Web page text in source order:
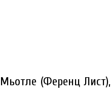
(Ференц Лист),